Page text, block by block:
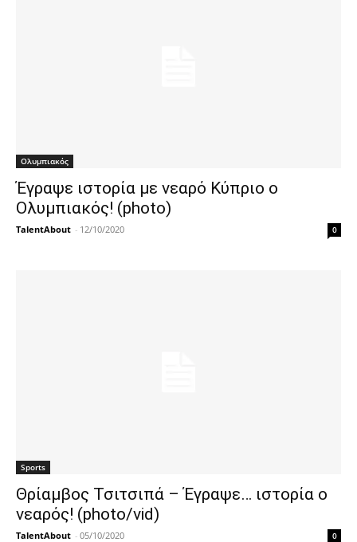
Ολυμπιακός
Έγραψε ιστορία με νεαρό Κύπριο ο
Ολυμπιακός! (photo)
TalentAbout - 12/10/2020 0
Sports
Θρίαμβος Τσιτσιπά – Έγραψε… ιστορία ο
νεαρός! (photo/vid)
TalentAbout - 05/10/2020 0